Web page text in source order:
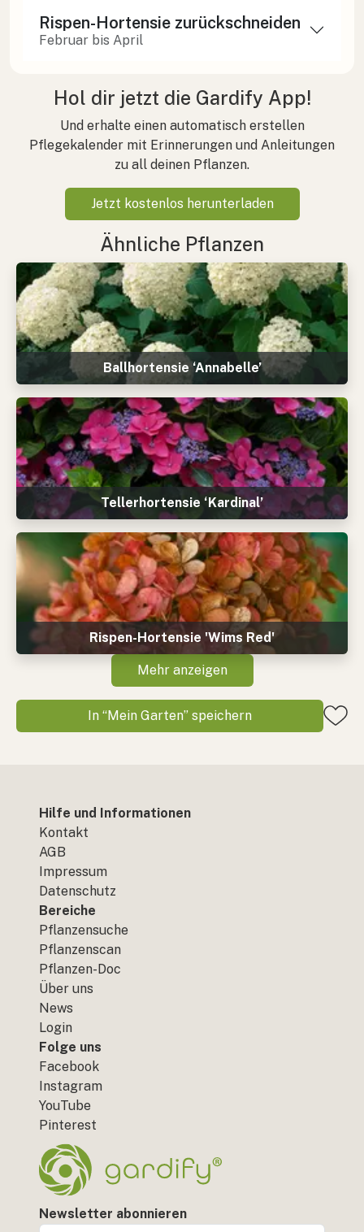
Rispen-Hortensie zurückschneiden
Februar bis April
Hol dir jetzt die Gardify App!
Und erhalte einen automatisch erstellen
Pflegekalender mit Erinnerungen und Anleitungen
zu all deinen Pflanzen.
Jetzt kostenlos herunterladen
Ähnliche Pflanzen
Ballhortensie ‘Annabelle’
Tellerhortensie ‘Kardinal’
Rispen-Hortensie 'Wims Red'
Mehr anzeigen
In “Mein Garten” speichern
Hilfe und Informationen
Kontakt
AGB
Impressum
Datenschutz
Bereiche
Pflanzensuche
Pflanzenscan
Pflanzen-Doc
Über uns
News
Login
Folge uns
Facebook
Instagram
YouTube
Pinterest
Newsletter abonnieren